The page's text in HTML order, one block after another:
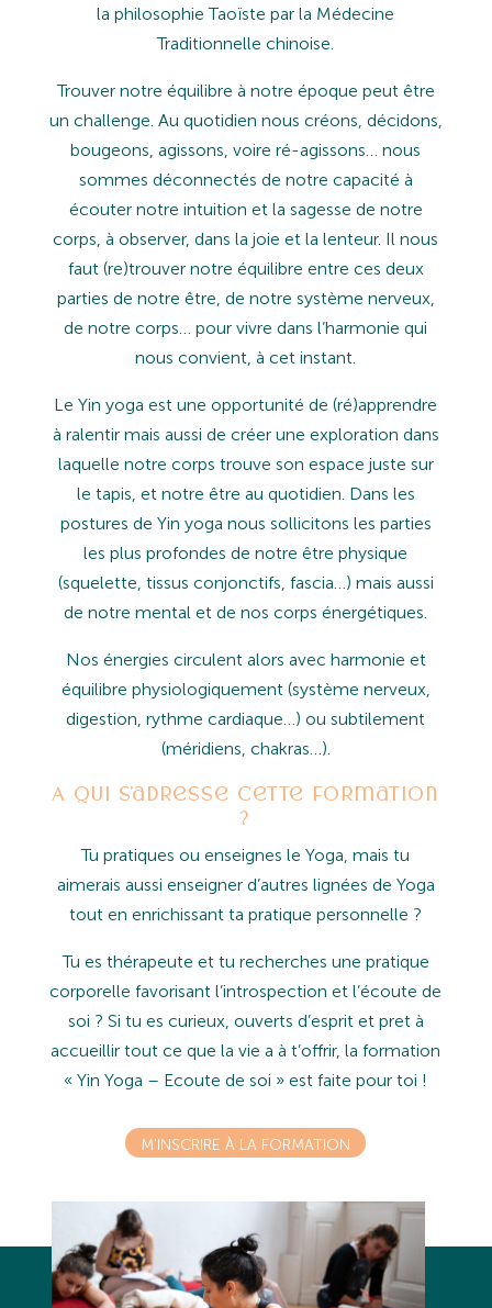
la philosophie Taoïste par la Médecine
Traditionnelle chinoise.
Trouver notre équilibre à notre époque peut être
un challenge. Au quotidien nous créons, décidons,
bougeons, agissons, voire ré-agissons… nous
sommes déconnectés de notre capacité à
écouter notre intuition et la sagesse de notre
corps, à observer, dans la joie et la lenteur. Il nous
faut (re)trouver notre équilibre entre ces deux
parties de notre être, de notre système nerveux,
de notre corps… pour vivre dans l’harmonie qui
nous convient, à cet instant.
Le Yin yoga est une opportunité de (ré)apprendre
à ralentir mais aussi de créer une exploration dans
laquelle notre corps trouve son espace juste sur
le tapis, et notre être au quotidien. Dans les
postures de Yin yoga nous sollicitons les parties
les plus profondes de notre être physique
(squelette, tissus conjonctifs, fascia…) mais aussi
de notre mental et de nos corps énergétiques.
Nos énergies circulent alors avec harmonie et
équilibre physiologiquement (système nerveux,
digestion, rythme cardiaque…) ou subtilement
(méridiens, chakras…).
A qui s’adresse cette formation
?
Tu pratiques ou enseignes le Yoga, mais tu
aimerais aussi enseigner d’autres lignées de Yoga
tout en enrichissant ta pratique personnelle ?
Tu es thérapeute et tu recherches une pratique
corporelle favorisant l’introspection et l’écoute de
soi ? Si tu es curieux, ouverts d’esprit et pret à
accueillir tout ce que la vie a à t’offrir, la formation
« Yin Yoga – Ecoute de soi » est faite pour toi !
M'INSCRIRE À LA FORMATION